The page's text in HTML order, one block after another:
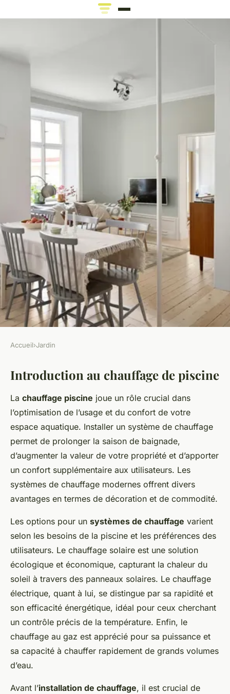
Comment installer un système
de chauffage pour votre
piscine?
admin 20 décembre 2024 7 min de lecture
Accueil›Jardin
Introduction au chauffage de piscine
La chauffage piscine joue un rôle crucial dans
l’optimisation de l’usage et du confort de votre
espace aquatique. Installer un système de chauffage
permet de prolonger la saison de baignade,
d’augmenter la valeur de votre propriété et d’apporter
un confort supplémentaire aux utilisateurs. Les
systèmes de chauffage modernes offrent divers
avantages en termes de décoration et de commodité.
Les options pour un systèmes de chauffage varient
selon les besoins de la piscine et les préférences des
utilisateurs. Le chauffage solaire est une solution
écologique et économique, capturant la chaleur du
soleil à travers des panneaux solaires. Le chauffage
électrique, quant à lui, se distingue par sa rapidité et
son efficacité énergétique, idéal pour ceux cherchant
un contrôle précis de la température. Enfin, le
chauffage au gaz est apprécié pour sa puissance et
sa capacité à chauffer rapidement de grands volumes
d’eau.
Avant l’installation de chauffage, il est crucial de